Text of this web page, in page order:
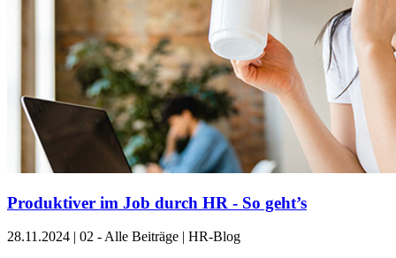
Produktiver im Job durch HR - So geht’s
28.11.2024 | 02 - Alle Beiträge | HR-Blog